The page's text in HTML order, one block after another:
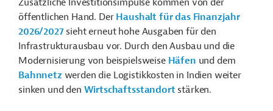
Zusätzliche Investitionsimpulse kommen von der
öffentlichen Hand. Der Haushalt für das Finanzjahr
2026/2027sieht erneut hohe Ausgaben für den
Infrastrukturausbau vor. Durch den Ausbau und die
Modernisierung von beispielsweise Häfen und dem
Bahnnetz werden die Logistikkosten in Indien weiter
sinken und den Wirtschaftsstandort stärken.